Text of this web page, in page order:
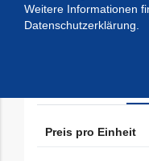
Commerce)
Preis pro Einheit
Weitere Informationen
Datenschutzerklärung.